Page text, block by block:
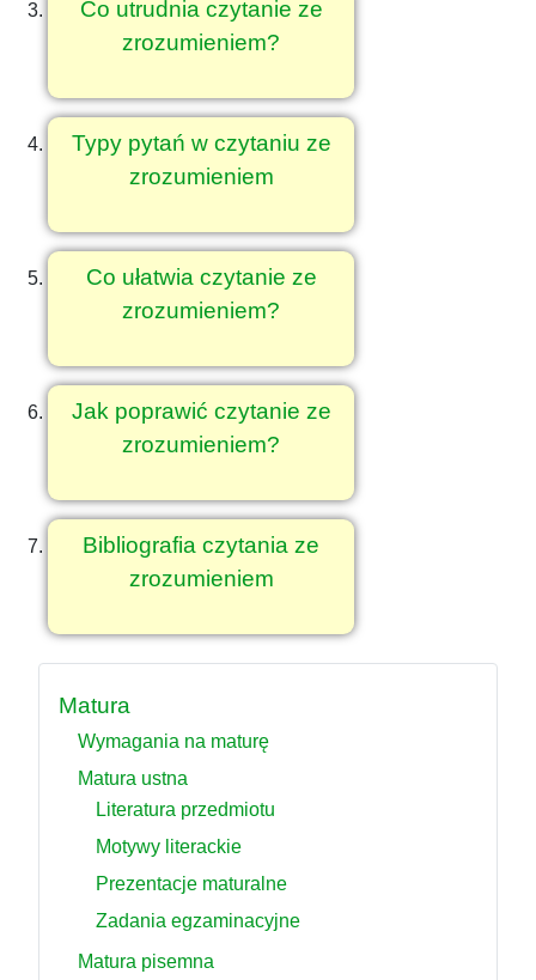
Co utrudnia czytanie ze
zrozumieniem?
Typy pytań w czytaniu ze
zrozumieniem
Co ułatwia czytanie ze
zrozumieniem?
Jak poprawić czytanie ze
zrozumieniem?
Bibliografia czytania ze
zrozumieniem
Matura
Wymagania na maturę
Matura ustna
Literatura przedmiotu
Motywy literackie
Prezentacje maturalne
Zadania egzaminacyjne
Matura pisemna